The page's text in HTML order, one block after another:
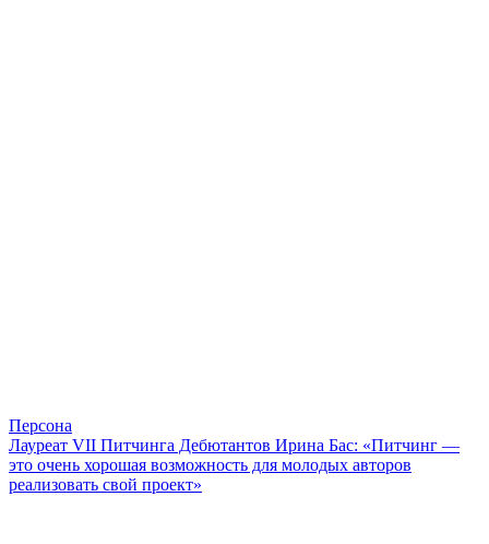
Персона
Лауреат VII Питчинга Дебютантов Ирина Бас: «Питчинг —
это очень хорошая возможность для молодых авторов
реализовать свой проект»